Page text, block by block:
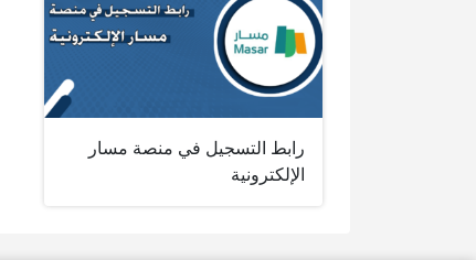
رابط التسجيل في منصة مسار
الإلكترونية